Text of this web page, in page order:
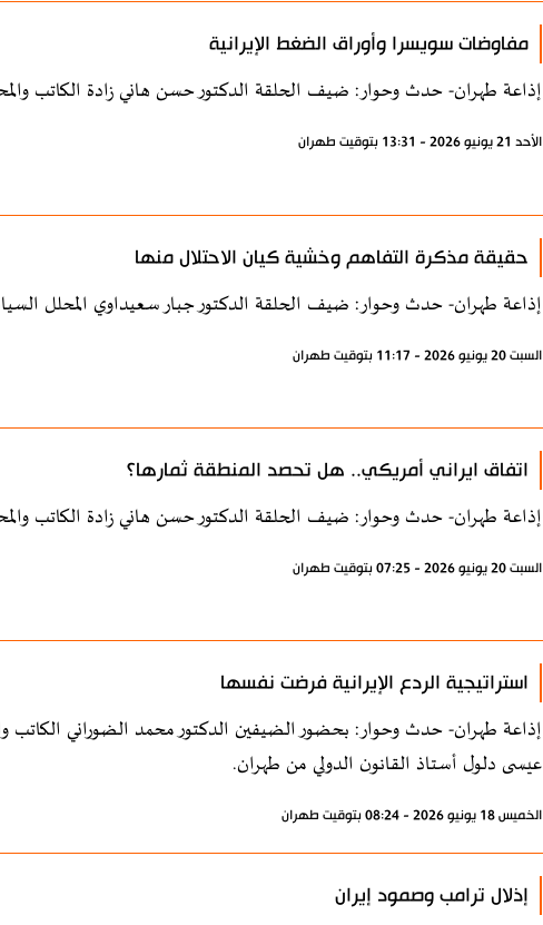
مفاوضات سويسرا وأوراق الضغط الإيرانية
إذاعة طهران- حدث وحوار: ضيف الحلقة الدكتور حسن هاني زادة الكاتب
الأحد 21 يونيو 2026 - 13:31 بتوقيت طهران
حقيقة مذكرة التفاهم وخشية كيان الاحتلال منها
إذاعة طهران- حدث وحوار: ضيف الحلقة الدكتور جبار سعيداوي المحلل
السبت 20 يونيو 2026 - 11:17 بتوقيت طهران
اتفاق ايراني أمريكي.. هل تحصد المنطقة ثمارها؟
إذاعة طهران- حدث وحوار: ضيف الحلقة الدكتور حسن هاني زادة الكاتب
السبت 20 يونيو 2026 - 07:25 بتوقيت طهران
استراتيجية الردع الإيرانية فرضت نفسها
إذاعة طهران- حدث وحوار: بحضور الضيفين الدكتور محمد الضوراني الكاتب
عيسى دلول أستاذ القانون الدولي من طهران.
الخميس 18 يونيو 2026 - 08:24 بتوقيت طهران
إذلال ترامب وصمود إيران